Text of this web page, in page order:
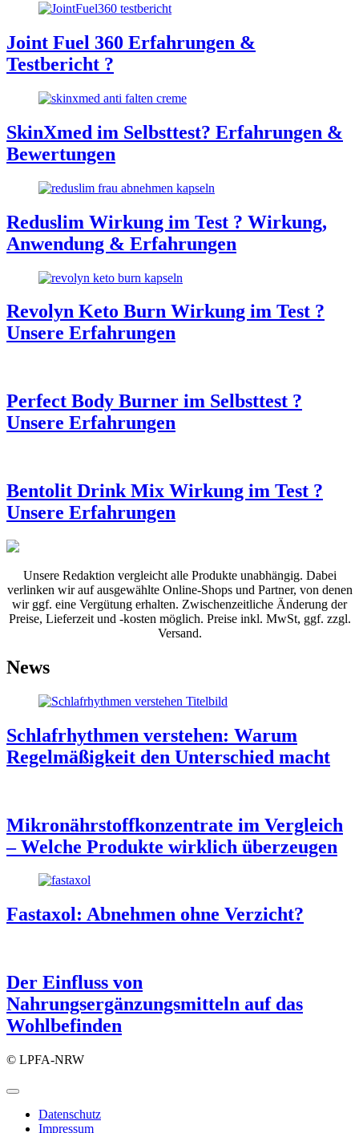
Joint Fuel 360 Erfahrungen &
Testbericht ?
SkinXmed im Selbsttest? Erfahrungen &
Bewertungen
Reduslim Wirkung im Test ? Wirkung,
Anwendung & Erfahrungen
Revolyn Keto Burn Wirkung im Test ?
Unsere Erfahrungen
Perfect Body Burner im Selbsttest ?
Unsere Erfahrungen
Bentolit Drink Mix Wirkung im Test ?
Unsere Erfahrungen
Unsere Redaktion vergleicht alle Produkte unabhängig. Dabei
verlinken wir auf ausgewählte Online-Shops und Partner, von denen
wir ggf. eine Vergütung erhalten. Zwischenzeitliche Änderung der
Preise, Lieferzeit und -kosten möglich. Preise inkl. MwSt, ggf. zzgl.
Versand.
News
Schlafrhythmen verstehen: Warum
Regelmäßigkeit den Unterschied macht
Mikronährstoffkonzentrate im Vergleich
– Welche Produkte wirklich überzeugen
Fastaxol: Abnehmen ohne Verzicht?
Der Einfluss von
Nahrungsergänzungsmitteln auf das
Wohlbefinden
© LPFA-NRW
Datenschutz
Impressum